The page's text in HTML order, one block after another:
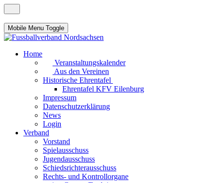
Mobile Menu Toggle
Home
Veranstaltungskalender
Aus den Vereinen
Historische Ehrentafel
Ehrentafel KFV Eilenburg
Impressum
Datenschutzerklärung
News
Login
Verband
Vorstand
Spielausschuss
Jugendausschuss
Schiedsrichterausschuss
Rechts- und Kontrollorgane